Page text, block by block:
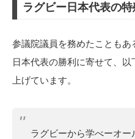
ラグビー日本代表の
参議院議員を務めたことも
日本代表の勝利に寄せて、
上げています。
ラグビーから学べーオ